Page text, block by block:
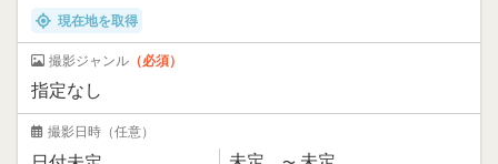
現在地を取得
撮影ジャンル （必須）
撮影日時 （任意）